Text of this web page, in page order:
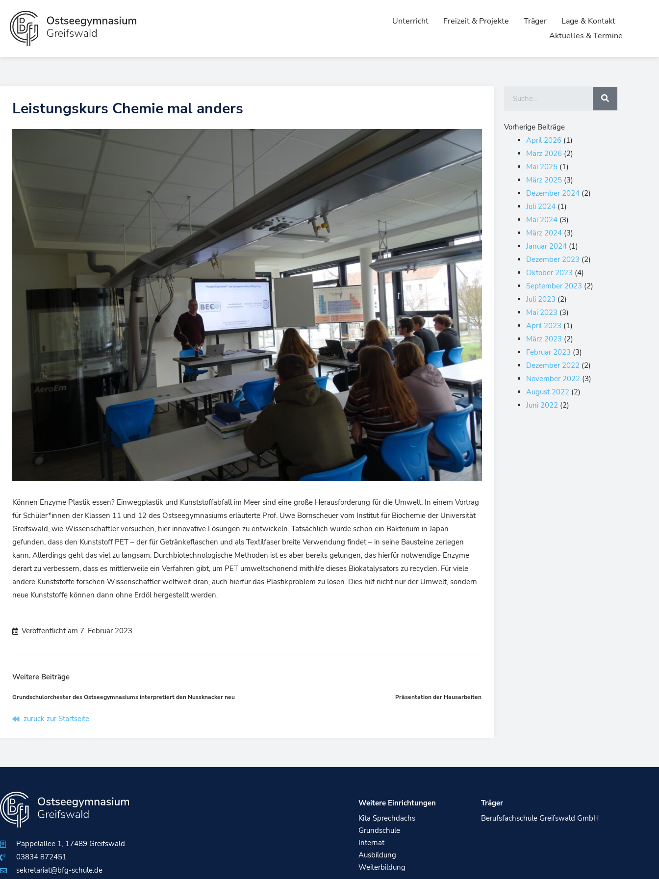
Inhalt
springen
Unterricht Freizeit & Projekte Träger
Lage & Kontakt
Aktuelles & Termine
Leistungskurs Chemie mal anders
Können Enzyme Plastik essen? Einwegplastik und Kunststoffabfall im Meer sind eine große Herausforderung für die Umwelt. In einem Vortrag
für Schüler*innen der Klassen 11 und 12 des Ostseegymnasiums erläuterte Prof. Uwe Bornscheuer vom Institut für Biochemie der Universität
Greifswald, wie Wissenschaftler versuchen, hier innovative Lösungen zu entwickeln. Tatsächlich wurde schon ein Bakterium in Japan
gefunden, dass den Kunststoff PET – der für Getränkeflaschen und als Textilfaser breite Verwendung findet – in seine Bausteine zerlegen
kann. Allerdings geht das viel zu langsam. Durchbiotechnologische Methoden ist es aber bereits gelungen, das hierfür notwendige Enzyme
derart zu verbessern, dass es mittlerweile ein Verfahren gibt, um PET umweltschonend mithilfe dieses Biokatalysators zu recyclen. Für viele
andere Kunststoffe forschen Wissenschaftler weltweit dran, auch hierfür das Plastikproblem zu lösen. Dies hilf nicht nur der Umwelt, sondern
neue Kunststoffe können dann ohne Erdöl hergestellt werden.
Veröffentlicht am 7. Februar 2023
Weitere Beiträge
Prev
Grundschulorchester des Ostseegymnasiums interpretiert den Nussknacker neu Präsentation der HausarbeitenNächster
zurück zur Startseite
Vorherige Beiträge
April 2026 (1)
März 2026 (2)
Mai 2025 (1)
März 2025 (3)
Dezember 2024 (2)
Juli 2024 (1)
Mai 2024 (3)
März 2024 (3)
Januar 2024 (1)
Dezember 2023 (2)
Oktober 2023 (4)
September 2023 (2)
Juli 2023 (2)
Mai 2023 (3)
April 2023 (1)
März 2023 (2)
Februar 2023 (3)
Dezember 2022 (2)
November 2022 (3)
August 2022 (2)
Juni 2022 (2)
Pappelallee 1, 17489 Greifswald
03834 872451
sekretariat@bfg-schule.de
Weitere Einrichtungen
Kita Sprechdachs
Grundschule
Internat
Ausbildung
Weiterbildung
Träger
Berufsfachschule Greifswald GmbH